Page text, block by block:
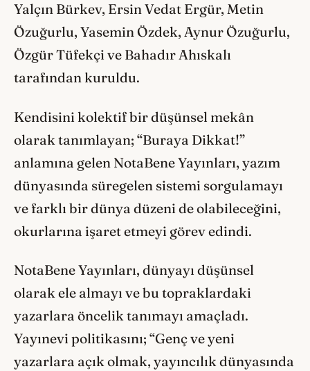
Yalçın Bürkev, Ersin Vedat Ergür, Metin
Özuğurlu, Yasemin Özdek, Aynur Özuğurlu,
Özgür Tüfekçi ve Bahadır Ahıskalı
tarafından kuruldu.
Kendisini kolektif bir düşünsel mekân
olarak tanımlayan; “Buraya Dikkat!”
anlamına gelen NotaBene Yayınları, yazım
dünyasında süregelen sistemi sorgulamayı
ve farklı bir dünya düzeni de olabileceğini,
okurlarına işaret etmeyi görev edindi.
NotaBene Yayınları, dünyayı düşünsel
olarak ele almayı ve bu topraklardaki
yazarlara öncelik tanımayı amaçladı.
Yayınevi politikasını; “Genç ve yeni
yazarlara açık olmak, yayıncılık dünyasında